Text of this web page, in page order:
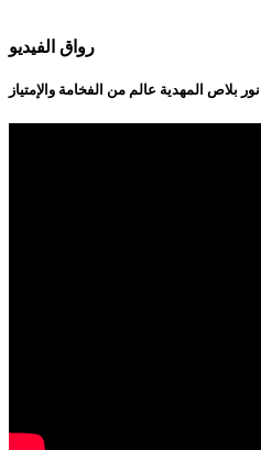
رواق الفيديو
نور بلاص المهدية عالم من الفخامة والإمتياز